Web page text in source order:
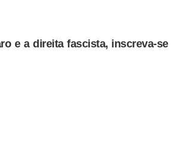
e a direita fascista, inscreva-se